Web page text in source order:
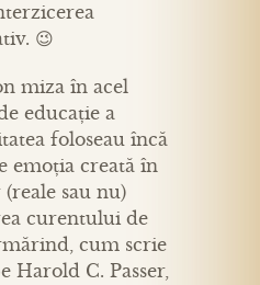
😉
miza în acel
educație a
foloseau încă
emoția creată în
sau nu)
curentului de
cum scrie
Harold C. Passer,